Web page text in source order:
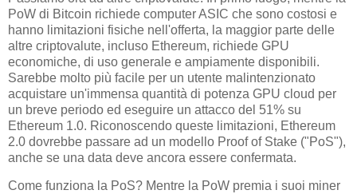
PoW di Bitcoin richiede computer ASIC che sono costosi e
hanno limitazioni fisiche nell'offerta, la maggior parte delle
altre criptovalute, incluso Ethereum, richiede GPU
economiche, di uso generale e ampiamente disponibili.
Sarebbe molto più facile per un utente malintenzionato
acquistare un'immensa quantità di potenza GPU cloud per
un breve periodo ed eseguire un attacco del 51% su
Ethereum 1.0. Riconoscendo queste limitazioni, Ethereum
2.0 dovrebbe passare ad un modello Proof of Stake ("PoS"),
anche se una data deve ancora essere confermata.
Come funziona la PoS? Mentre la PoW premia i suoi miner